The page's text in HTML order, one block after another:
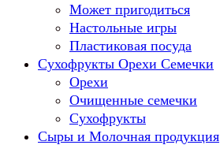
Может пригодиться
Настольные игры
Пластиковая посуда
Сухофрукты Орехи Семечки
Орехи
Очищенные семечки
Сухофрукты
Сыры и Молочная продукция